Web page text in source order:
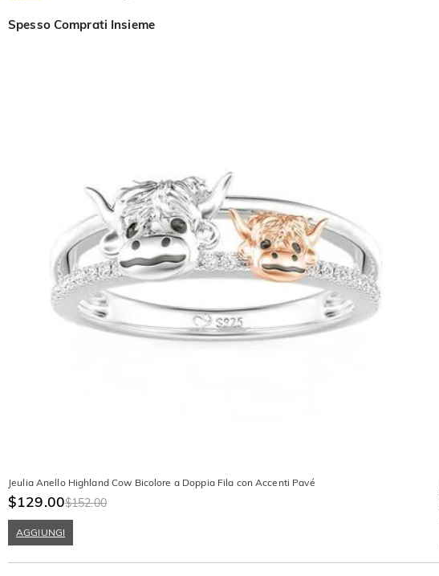
Spesso Comprati Insieme
Jeulia Anello Highland Cow Bicolore a Doppia Fila con Accenti Pavé
$129.00$152.00
AGGIUNGI